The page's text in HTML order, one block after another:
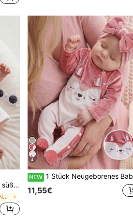
sowie einem Rockteil.
in Schleifenknoten Neugeborenen-Sets
4
NEW 1 Stück Neugeborenes Baby Mädchen Samt-Fuß-Jumpsuit, weicher Plüsch-Samt Säugling Seiten-Druckknopf-Jumpsuit, süßer Cartoon-Tier gestickter Langarm-Fuß-Pyjama, Haus- & Outdoor-Kleidung
11,55€